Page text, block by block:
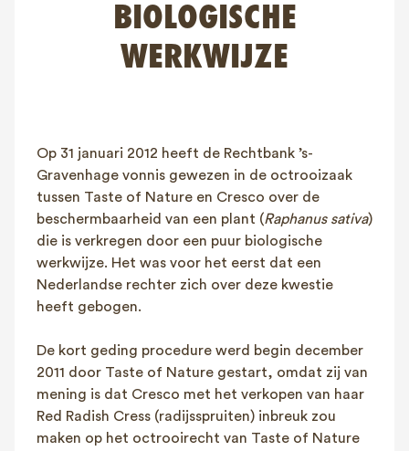
BIOLOGISCHE
WERKWIJZE
Op 31 januari 2012 heeft de Rechtbank ’s-
Gravenhage vonnis gewezen in de octrooizaak
tussen Taste of Nature en Cresco over de
beschermbaarheid van een plant (Raphanus sativa)
die is verkregen door een puur biologische
werkwijze. Het was voor het eerst dat een
Nederlandse rechter zich over deze kwestie
heeft gebogen.
De kort geding procedure werd begin december
2011 door Taste of Nature gestart, omdat zij van
mening is dat Cresco met het verkopen van haar
Red Radish Cress (radijsspruiten) inbreuk zou
maken op het octrooirecht van Taste of Nature